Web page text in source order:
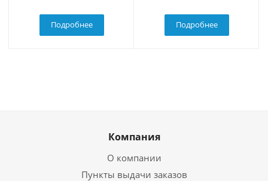
Подробнее Подробнее
Компания
О компании
Пункты выдачи заказов